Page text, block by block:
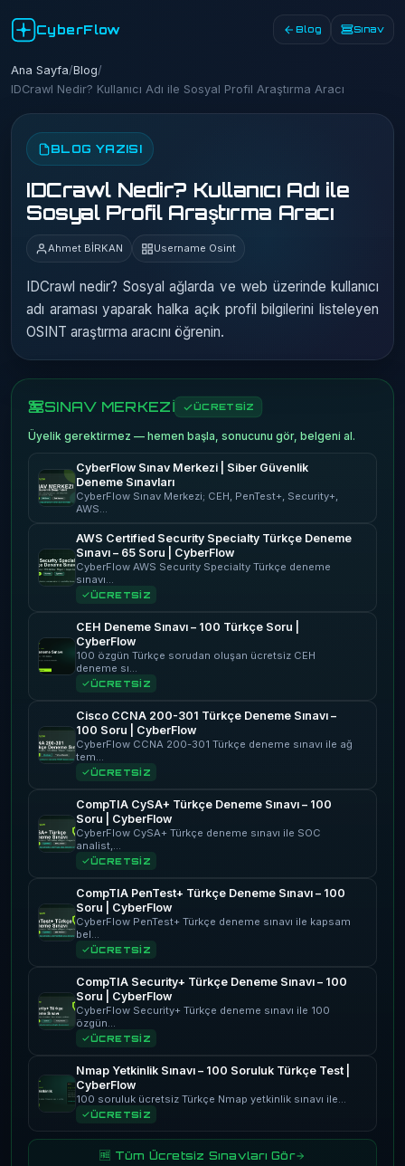
CyberFlow Blog Sınav
Ana Sayfa/Blog/
IDCrawl Nedir? Kullanıcı Adı ile Sosyal Profil Araştırma Aracı
BLOG YAZISI
IDCrawl Nedir? Kullanıcı Adı ile
Sosyal Profil Araştırma Aracı
Ahmet BİRKAN Username Osint
IDCrawl nedir? Sosyal ağlarda ve web üzerinde kullanıcı
adı araması yaparak halka açık profil bilgilerini listeleyen
OSINT araştırma aracını öğrenin.
SINAV MERKEZİ ÜCRETSİZ
Üyelik gerektirmez — hemen başla, sonucunu gör, belgeni al.
CyberFlow Sınav Merkezi | Siber Güvenlik
Deneme Sınavları
CyberFlow Sınav Merkezi; CEH, PenTest+, Security+,
AWS…
AWS Certified Security Specialty Türkçe Deneme
Sınavı – 65 Soru | CyberFlow
CyberFlow AWS Security Specialty Türkçe deneme
sınavı…
ÜCRETSİZ
CEH Deneme Sınavı – 100 Türkçe Soru |
CyberFlow
100 özgün Türkçe sorudan oluşan ücretsiz CEH
deneme sı…
ÜCRETSİZ
Cisco CCNA 200-301 Türkçe Deneme Sınavı –
100 Soru | CyberFlow
CyberFlow CCNA 200-301 Türkçe deneme sınavı ile ağ
tem…
ÜCRETSİZ
CompTIA CySA+ Türkçe Deneme Sınavı – 100
Soru | CyberFlow
CyberFlow CySA+ Türkçe deneme sınavı ile SOC
analist,…
ÜCRETSİZ
CompTIA PenTest+ Türkçe Deneme Sınavı – 100
Soru | CyberFlow
CyberFlow PenTest+ Türkçe deneme sınavı ile kapsam
bel…
ÜCRETSİZ
CompTIA Security+ Türkçe Deneme Sınavı – 100
Soru | CyberFlow
CyberFlow Security+ Türkçe deneme sınavı ile 100
özgün…
ÜCRETSİZ
Nmap Yetkinlik Sınavı – 100 Soruluk Türkçe Test |
CyberFlow
100 soruluk ücretsiz Türkçe Nmap yetkinlik sınavı ile…
ÜCRETSİZ
🆓 Tüm Ücretsiz Sınavları Gör